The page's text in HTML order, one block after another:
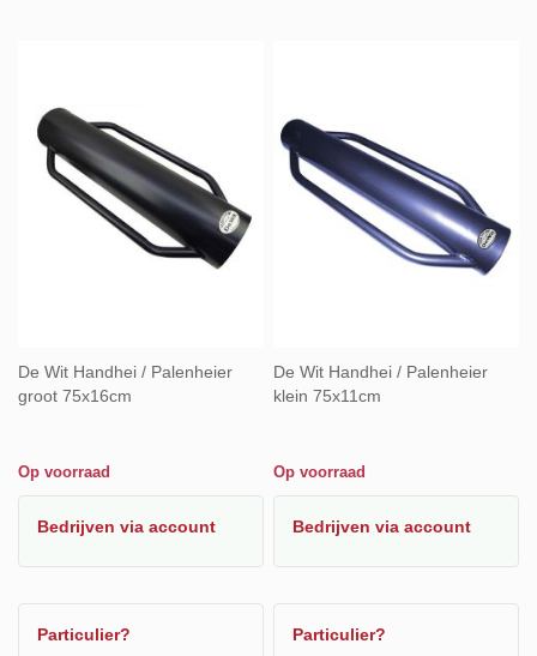
De Wit Handhei / Palenheier
groot 75x16cm
Op voorraad
Bedrijven via account
Particulier?
De Wit Handhei / Palenheier
klein 75x11cm
Op voorraad
Bedrijvenvia account
Particulier?